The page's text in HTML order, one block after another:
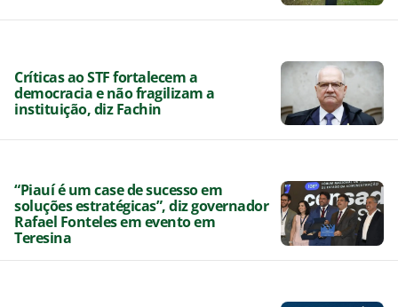
Críticas ao STF fortalecem a
democracia e não fragilizam a
instituição, diz Fachin
“Piauí é um case de sucesso em
soluções estratégicas”, diz governador
Rafael Fonteles em evento em
Teresina